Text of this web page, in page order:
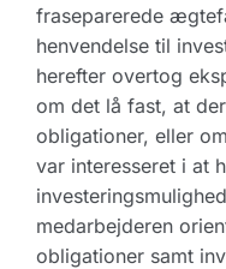
fraseparerede
henvendelse til
herefter overtog
om det lå fast, at
obligationer, eller
var interesseret i at
medarbejderen
obligationer samt